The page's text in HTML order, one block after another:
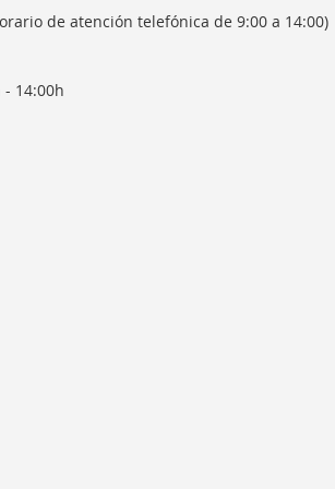
de atención telefónica de 9:00 a 14:00)
- 14:00h